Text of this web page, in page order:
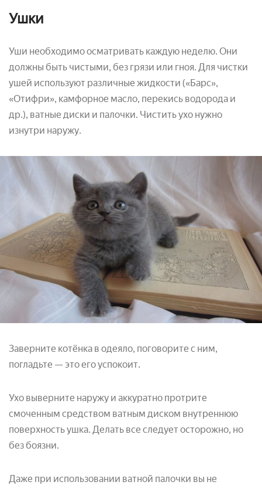
Ушки
Уши необходимо осматривать каждую неделю. Они
должны быть чистыми, без грязи или гноя. Для чистки
ушей используют различные жидкости («Барс»,
«Отифри», камфорное масло, перекись водорода и
др.), ватные диски и палочки. Чистить ухо нужно
изнутри наружу.
Заверните котёнка в одеяло, поговорите с ним,
погладьте — это его успокоит.
Ухо выверните наружу и аккуратно протрите
смоченным средством ватным диском внутреннюю
поверхность ушка. Делать все следует осторожно, но
без боязни.
Даже при использовании ватной палочки вы не